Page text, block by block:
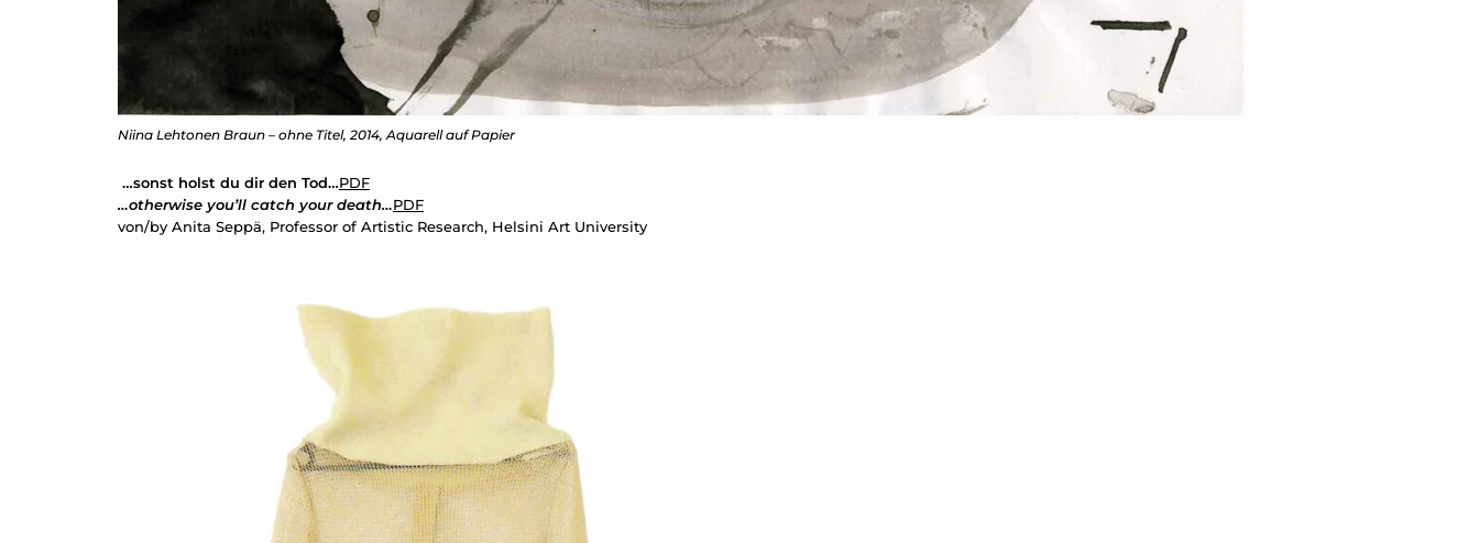
Niina Lehtonen Braun – ohne Titel, 2014, Aquarell auf Papier
…sonst holst du dir den Tod…PDF
…otherwise you’ll catch your death…PDF
von/by Anita Seppä, Professor of Artistic Research, Helsini Art University